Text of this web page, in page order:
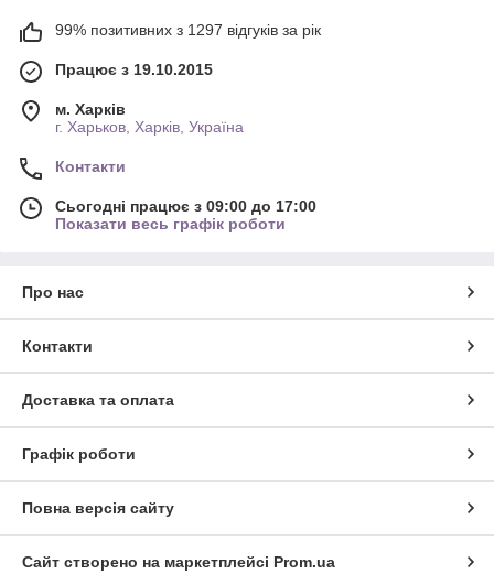
99% позитивних з 1297 відгуків за рік
Працює з 19.10.2015
м. Харків
г. Харьков, Харків, Україна
Контакти
Сьогодні працює з 09:00 до 17:00
Показати весь графік роботи
Про нас
Контакти
Доставка та оплата
Графік роботи
Повна версія сайту
Сайт створено на маркетплейсі Prom.ua